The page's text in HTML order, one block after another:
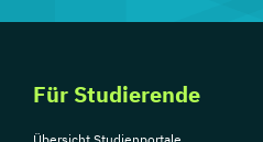
Für Studierende